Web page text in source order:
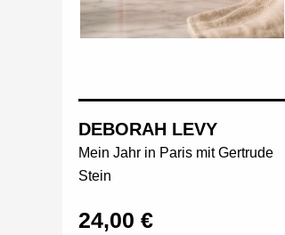
DEBORAH LEVY
Mein Jahr in Paris mit Gertrude
Stein
24,00 €